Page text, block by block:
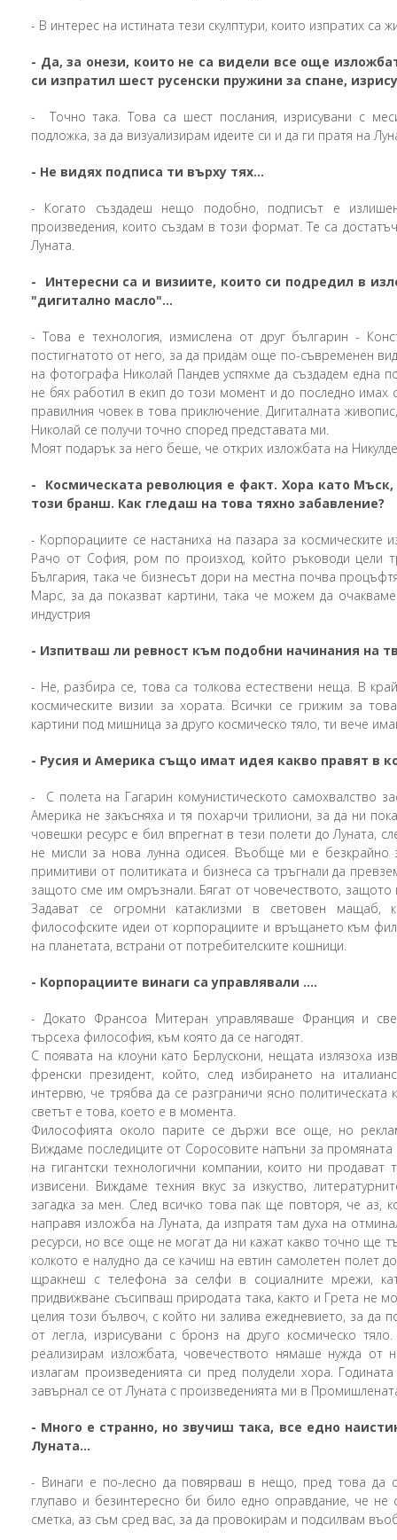
- В интерес на истината тези скулптури, които изпратих са
- Да, за онези, които не са видели все още
си изпратил шест русенски пружини за спане,
-
Точно така. Това са шест послания, изрисувани с
подложка, за да визуализирам идеите си и да ги пратя на
- Не видях подписа ти върху тях...
-
Когато създадеш нещо подобно, подписът е
произведения, които създам в този формат. Те са
Луната.
-
Интересни са и визиите, които си подредил в
"дигитално масло"...
- Това е технология, измислена от друг българин -
постигнатото от него, за да придам още по-съвременен
на фотографа Николай Пандев успяхме да създадем една
не бях работил в екип до този момент и до последно имах
правилния човек в това приключение. Дигиталната
Николай се получи точно според представата ми.
Моят подарък за него беше, че открих изложбата на
-
Космическата революция е факт. Хора като
този бранш. Как гледаш на това тяхно забавление?
- Корпорациите се настаниха на пазара за космическите
Рачо от София, ром по произход, който ръководи цели
България, така че бизнесът дори на местна почва
Марс, за да показват картини, така че можем да
индустрия
- Изпитваш ли ревност към подобни начинания на
- Не, разбира се, това са толкова естествени неща. В
космическите визии за хората. Всички се грижим за
картини под мишница за друго космическо тяло, ти вече
- Русия и Америка също имат идея какво правят в
-
С полета на Гагарин комунистическото самохвалство
Америка не закъсняха и тя похарчи трилиони, за да ни
човешки ресурс е бил впрегнат в тези полети до Луната,
не мисли за нова лунна одисея. Въобще ми е безкрайно
примитиви от политиката и бизнеса са тръгнали да
защото сме им омръзнали. Бягат от човечеството, защото
Задават се огромни катаклизми в световен
философските идеи от корпорациите и връщането към
на планетата, встрани от потребителските кошници.
- Корпорациите винаги са управлявали ….
- Докато Франсоа Митеран управляваше Франция и
търсеха философия, към която да се нагодят.
С появата на клоуни като Берлускони, нещата излязоха
френски президент, който, след избирането на
интервю, че трябва да се разграничи ясно
светът е това, което е в момента.
Философията около парите се държи все още, но
Виждаме последиците от Соросовите напъни за
на гигантски технологични компании, които ни
извисени. Виждаме техния вкус за изкуство,
загадка за мен. След всичко това пак ще повторя, че аз,
направя изложба на Луната, да изпратя там духа на
ресурси, но все още не могат да ни кажат какво точно ще
колкото е налудно да се качиш на евтин самолетен полет
щракнеш с телефона за селфи в социалните мрежи,
придвижване съсипваш природата така, както и Грета не
целия този бълвоч, с който ни залива ежедневието, за да
от легла, изрисувани с бронз на друго космическо
реализирам изложбата, човечеството нямаше нужда от
излагам произведенията си пред полудели хора.
завърнал се от Луната с произведенията ми в
- Много е странно, но звучиш така, все едно
Луната…
- Винаги е по-лесно да повярваш в нещо, пред това да
глупаво и безинтересно би било едно оправдание, че
сметка, аз съм сред вас, за да провокирам и подсилвам